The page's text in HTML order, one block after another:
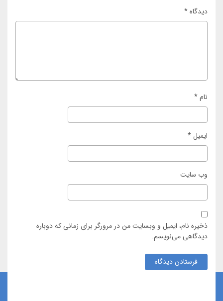
دیدگاه*
نام*
ایمیل*
وب‌ سایت
ذخیره نام، ایمیل و وبسایت من در مرورگر برای زمانی که دوباره
دیدگاهی می‌نویسم.